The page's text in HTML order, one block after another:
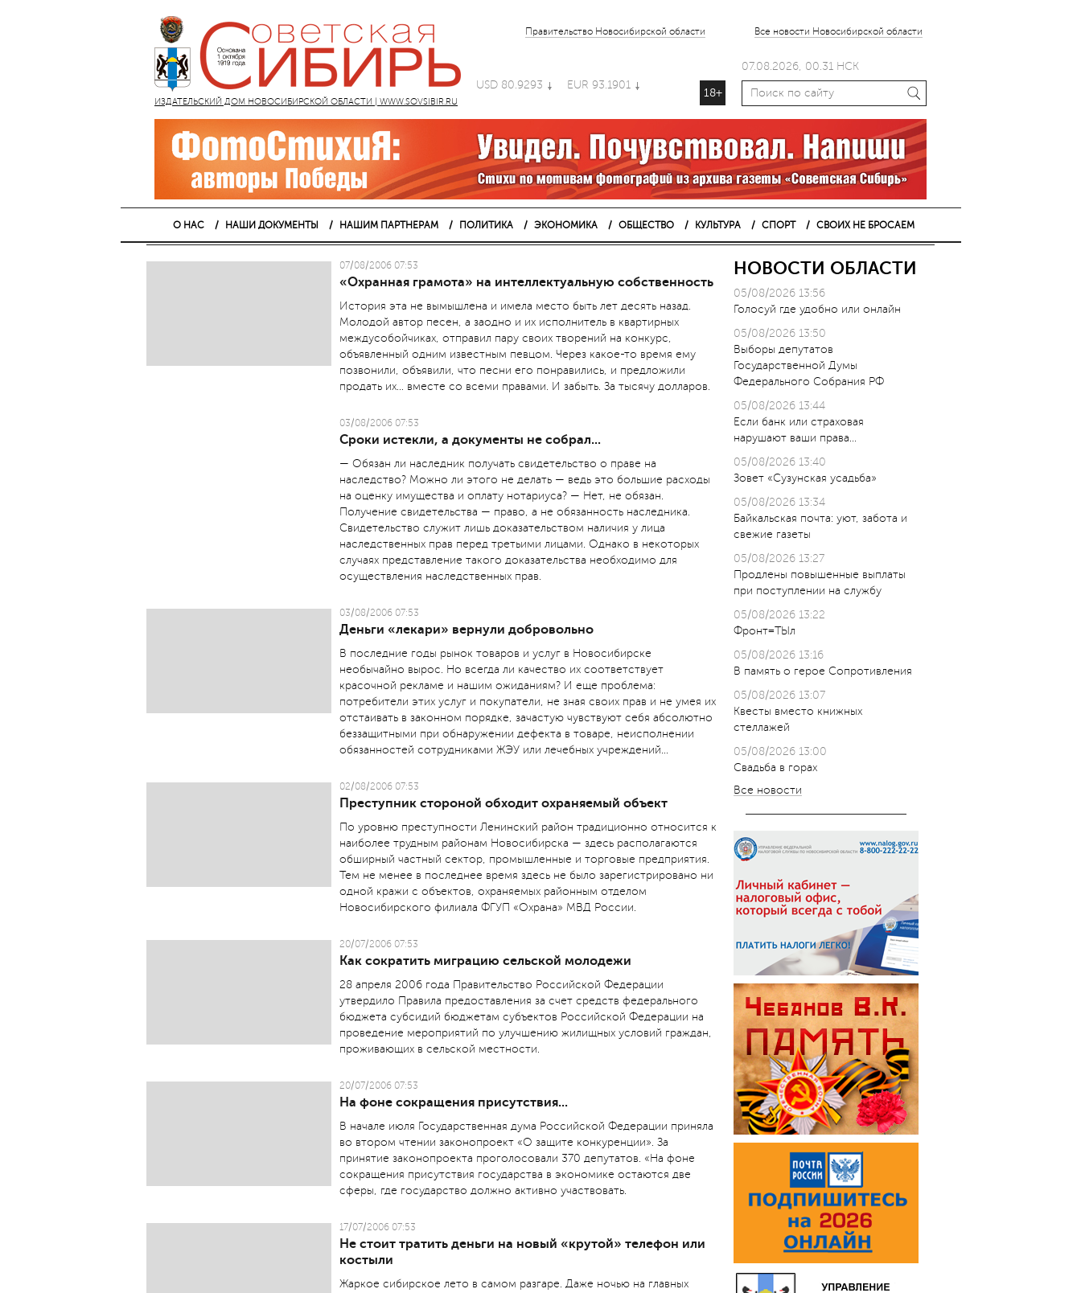
ИЗДАТЕЛЬСКИЙ ДОМ НОВОСИБИРСКОЙ ОБЛАСТИ | WWW.SOVSIBIR.RU
Правительство Новосибирской области Все новости Новосибирской области
USD 80.9293 EUR 93.1901
18+
07.08.2026, 00.31 НСК
О НАС НАШИ ДОКУМЕНТЫ НАШИМ ПАРТНЕРАМ ПОЛИТИКА ЭКОНОМИКА ОБЩЕСТВО КУЛЬТУРА СПОРТ СВОИХ НЕ БРОСАЕМ
07/08/2006 07:53
«Охранная грамота» на интеллектуальную собственность
История эта не вымышлена и имела место быть лет десять назад.
Молодой автор песен, а заодно и их исполнитель в квартирных
междусобойчиках, отправил пару своих творений на конкурс,
объявленный одним известным певцом. Через какое-то время ему
позвонили, объявили, что песни его понравились, и предложили
продать их… вместе со всеми правами. И забыть. За тысячу долларов.
03/08/2006 07:53
Сроки истекли, а документы не собрал...
— Обязан ли наследник получать свидетельство о праве на
наследство? Можно ли этого не делать — ведь это большие расходы
на оценку имущества и оплату нотариуса? — Нет, не обязан.
Получение свидетельства — право, а не обязанность наследника.
Свидетельство служит лишь доказательством наличия у лица
наследственных прав перед третьими лицами. Однако в некоторых
случаях представление такого доказательства необходимо для
осуществления наследственных прав.
03/08/2006 07:53
Деньги «лекари» вернули добровольно
В последние годы рынок товаров и услуг в Новосибирске
необычайно вырос. Но всегда ли качество их соответствует
красочной рекламе и нашим ожиданиям? И еще проблема:
потребители этих услуг и покупатели, не зная своих прав и не умея их
отстаивать в законном порядке, зачастую чувствуют себя абсолютно
беззащитными при обнаружении дефекта в товаре, неисполнении
обязанностей сотрудниками ЖЭУ или лечебных учреждений...
02/08/2006 07:53
Преступник стороной обходит охраняемый объект
По уровню преступности Ленинский район традиционно относится к
наиболее трудным районам Новосибирска — здесь располагаются
обширный частный сектор, промышленные и торговые предприятия.
Тем не менее в последнее время здесь не было зарегистрировано ни
одной кражи с объектов, охраняемых районным отделом
Новосибирского филиала ФГУП «Охрана» МВД России.
20/07/2006 07:53
Как сократить миграцию сельской молодежи
28 апреля 2006 года Правительство Российской Федерации
утвердило Правила предоставления за счет средств федерального
бюджета субсидий бюджетам субъектов Российской Федерации на
проведение мероприятий по улучшению жилищных условий граждан,
проживающих в сельской местности.
20/07/2006 07:53
На фоне сокращения присутствия...
В начале июля Государственная дума Российской Федерации приняла
во втором чтении законопроект «О защите конкуренции». За
принятие законопроекта проголосовали 370 депутатов. «На фоне
сокращения присутствия государства в экономике остаются две
сферы, где государство должно активно участвовать.
17/07/2006 07:53
Не стоит тратить деньги на новый «крутой» телефон или
костыли
Жаркое сибирское лето в самом разгаре. Даже ночью на главных
НОВОСТИ ОБЛАСТИ
05/08/2026 13:56
Голосуй где удобно или онлайн
05/08/2026 13:50
Выборы депутатов
Государственной Думы
Федерального Собрания РФ
05/08/2026 13:44
Если банк или страховая
нарушают ваши права…
05/08/2026 13:40
Зовет «Сузунская усадьба»
05/08/2026 13:34
Байкальская почта: уют, забота и
свежие газеты
05/08/2026 13:27
Продлены повышенные выплаты
при поступлении на службу
05/08/2026 13:22
Фронт=ТЫл
05/08/2026 13:16
В память о герое Сопротивления
05/08/2026 13:07
Квесты вместо книжных
стеллажей
05/08/2026 13:00
Свадьба в горах
Все новости